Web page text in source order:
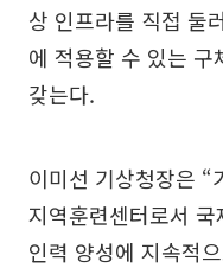
상 인프라를 직접 둘
에 적용할 수 있는 구
갖는다.
이미선 기상청장은 “
지역훈련센터로서
인력 양성에 지속적